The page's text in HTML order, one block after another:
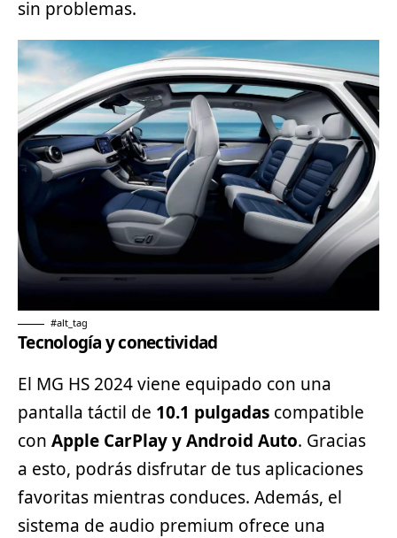
sin problemas.
#alt_tag
Tecnología y conectividad
El MG HS 2024 viene equipado con una
pantalla táctil de 10.1 pulgadas compatible
con Apple CarPlay y Android Auto. Gracias
a esto, podrás disfrutar de tus aplicaciones
favoritas mientras conduces. Además, el
sistema de audio premium ofrece una